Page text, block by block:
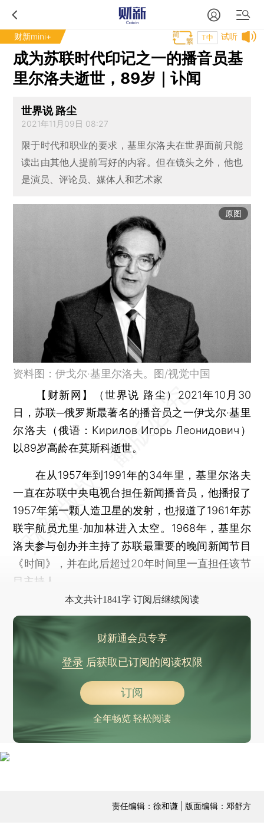
财新mini+ 试听
T中
成为苏联时代印记之一的播音员基
里尔洛夫逝世，89岁｜讣闻
世界说 路尘
2021年11月09日 08:27
限于时代和职业的要求，基里尔洛夫在世界面前只能
读出由其他人提前写好的内容。但在镜头之外，他也
是演员、评论员、媒体人和艺术家
原图
资料图：伊戈尔·基里尔洛夫。图/视觉中国
【财新网】（世界说 路尘） 2021年10月30
日，苏联─俄罗斯最著名的播音员之一伊戈尔·基里
尔洛夫（俄语：Kирилов Игорь Леонидович）
以89岁高龄在莫斯科逝世。
在从1957年到1991年的34年里，基里尔洛夫
一直在苏联中央电视台担任新闻播音员，他播报了
1957年第一颗人造卫星的发射，也报道了1961年苏
联宇航员尤里·加加林进入太空。1968年，基里尔
洛夫参与创办并主持了苏联最重要的晚间新闻节目
《时间》，并在此后超过20年时间里一直担任该节
目主持人。
本文共计1841字 订阅后继续阅读
财新通会员专享
登录后获取已订阅的阅读权限
订阅
全年畅览 轻松阅读
责任编辑：徐和谦 | 版面编辑：邓舒方